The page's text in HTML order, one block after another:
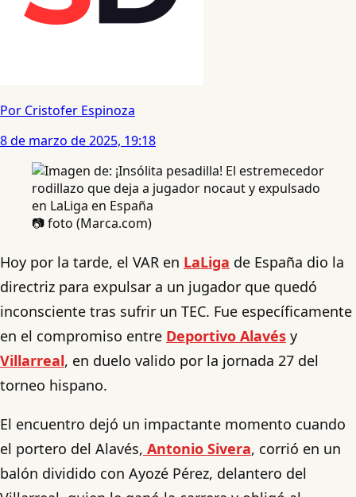
Por Cristofer Espinoza
8 de marzo de 2025, 19:18
📷 foto (Marca.com)
Hoy por la tarde, el VAR en LaLiga de España dio la
directriz para expulsar a un jugador que quedó
inconsciente tras sufrir un TEC. Fue específicamente
en el compromiso entre Deportivo Alavés y
Villarreal, en duelo valido por la jornada 27 del
torneo hispano.
El encuentro dejó un impactante momento cuando
el portero del Alavés, Antonio Sivera, corrió en un
balón dividido con Ayozé Pérez, delantero del